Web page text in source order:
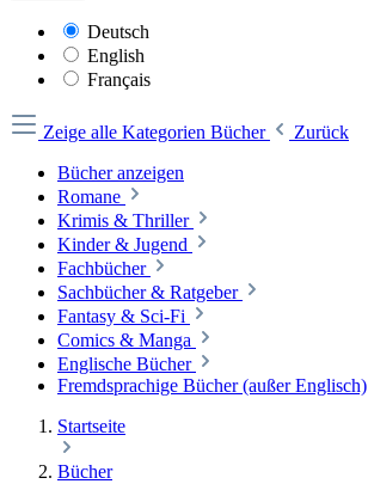
Deutsch
English
Français
Zeige alle Kategorien Bücher
Zurück
Bücher anzeigen
Romane
Krimis & Thriller
Kinder & Jugend
Fachbücher
Sachbücher & Ratgeber
Fantasy & Sci-Fi
Comics & Manga
Englische Bücher
Fremdsprachige Bücher (außer Englisch)
Startseite
Bücher